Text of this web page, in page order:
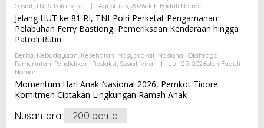
Sosial, TNI & Polri, Viral Agustus 3, 2026Oleh Faduli Nomor
Jelang HUT ke-81 RI, TNI-Polri Perketat Pengamanan
Pelabuhan Ferry Bastiong, Pemeriksaan Kendaraan hingga
Patroli Rutin
Berita, Kebudayaan, Kesehatan, Masyarakat, Nasional, Olahraga,
Pemerintah, Pendidikan, Redaksi, Sosial, Viral Juli 25, 2026Oleh Faduli
Nomor
Momentum Hari Anak Nasional 2026, Pemkot Tidore
Komitmen Ciptakan Lingkungan Ramah Anak
Nusantara 200 berita